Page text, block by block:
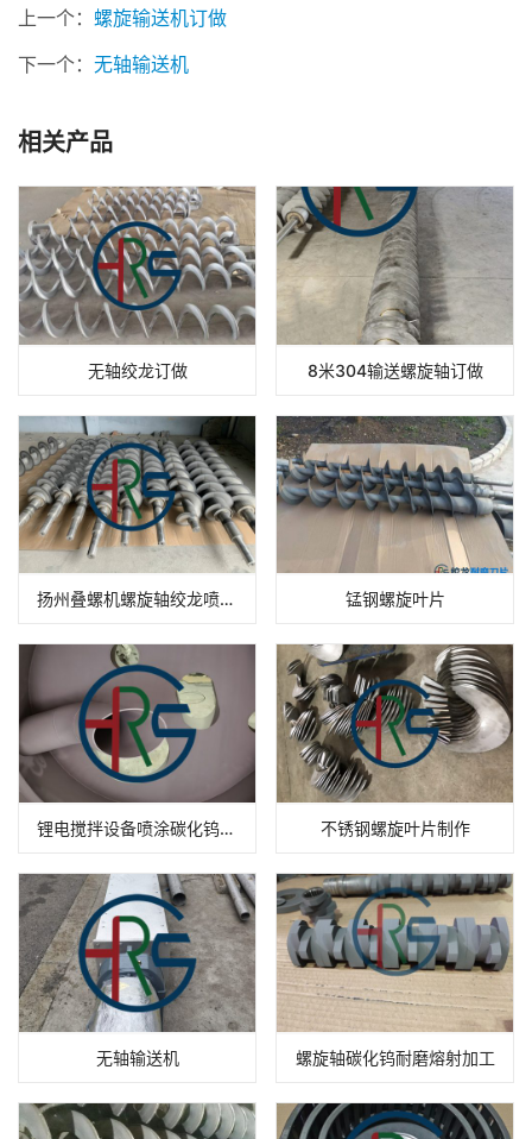
上一个： 螺旋输送机订做
下一个： 无轴输送机
相关产品
无轴绞龙订做 8米304输送螺旋轴订做
扬州叠螺机螺旋轴绞龙喷涂碳化钨硬质合金 锰钢螺旋叶片
锂电搅拌设备喷涂碳化钨耐磨涂层 不锈钢螺旋叶片制作
无轴输送机 螺旋轴碳化钨耐磨熔射加工